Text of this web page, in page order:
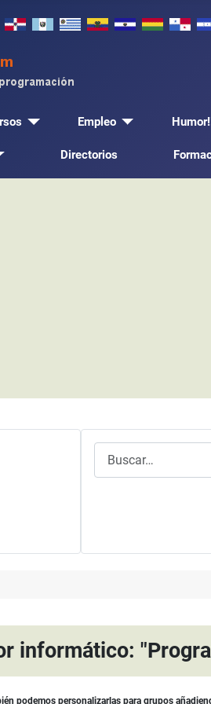
Empleo
Directorios
informático:
podemos personalizarlas para grupos